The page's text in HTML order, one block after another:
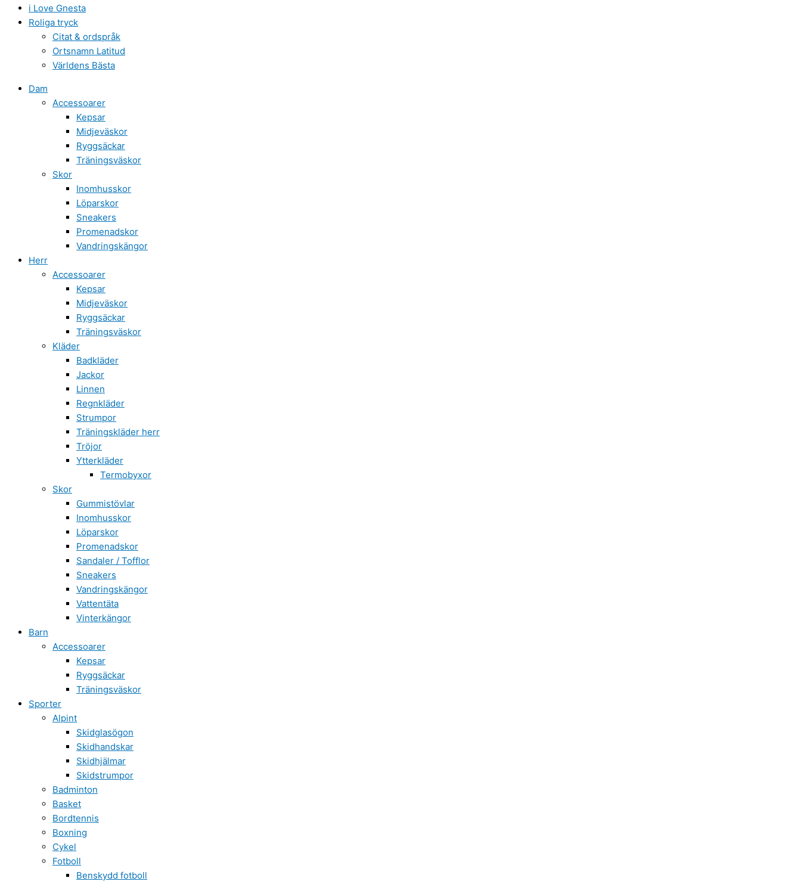
i Love Gnesta
Roliga tryck
Citat & ordspråk
Ortsnamn Latitud
Världens Bästa
Dam
Accessoarer
Kepsar
Midjeväskor
Ryggsäckar
Träningsväskor
Skor
Inomhusskor
Löparskor
Sneakers
Promenadskor
Vandringskängor
Herr
Accessoarer
Kepsar
Midjeväskor
Ryggsäckar
Träningsväskor
Kläder
Badkläder
Jackor
Linnen
Regnkläder
Strumpor
Träningskläder herr
Tröjor
Ytterkläder
Termobyxor
Skor
Gummistövlar
Inomhusskor
Löparskor
Promenadskor
Sandaler / Tofflor
Sneakers
Vandringskängor
Vattentäta
Vinterkängor
Barn
Accessoarer
Kepsar
Ryggsäckar
Träningsväskor
Sporter
Alpint
Skidglasögon
Skidhandskar
Skidhjälmar
Skidstrumpor
Badminton
Basket
Bordtennis
Boxning
Cykel
Fotboll
Benskydd fotboll